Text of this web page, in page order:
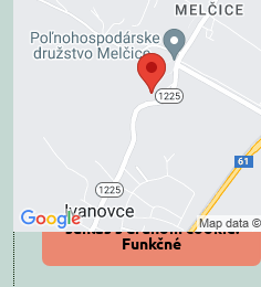
Externý obsah je
blokovaný Voľbami
súkromia
Prajete si načítať externý obsah?
Povoliť tentokrát
Povoliť a zapamätať -
súhlas s druhom cookie:
Funkčné